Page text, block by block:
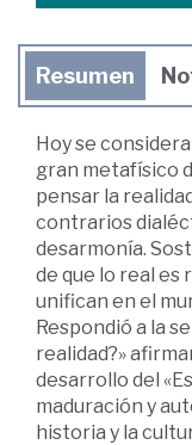
Resumen
Hoy se
gran metafísico
pensar la
contrarios
desarmonía.
de que lo real es
unifican en el
Respondió a la
realidad?»
desarrollo del
maduración y
historia y la